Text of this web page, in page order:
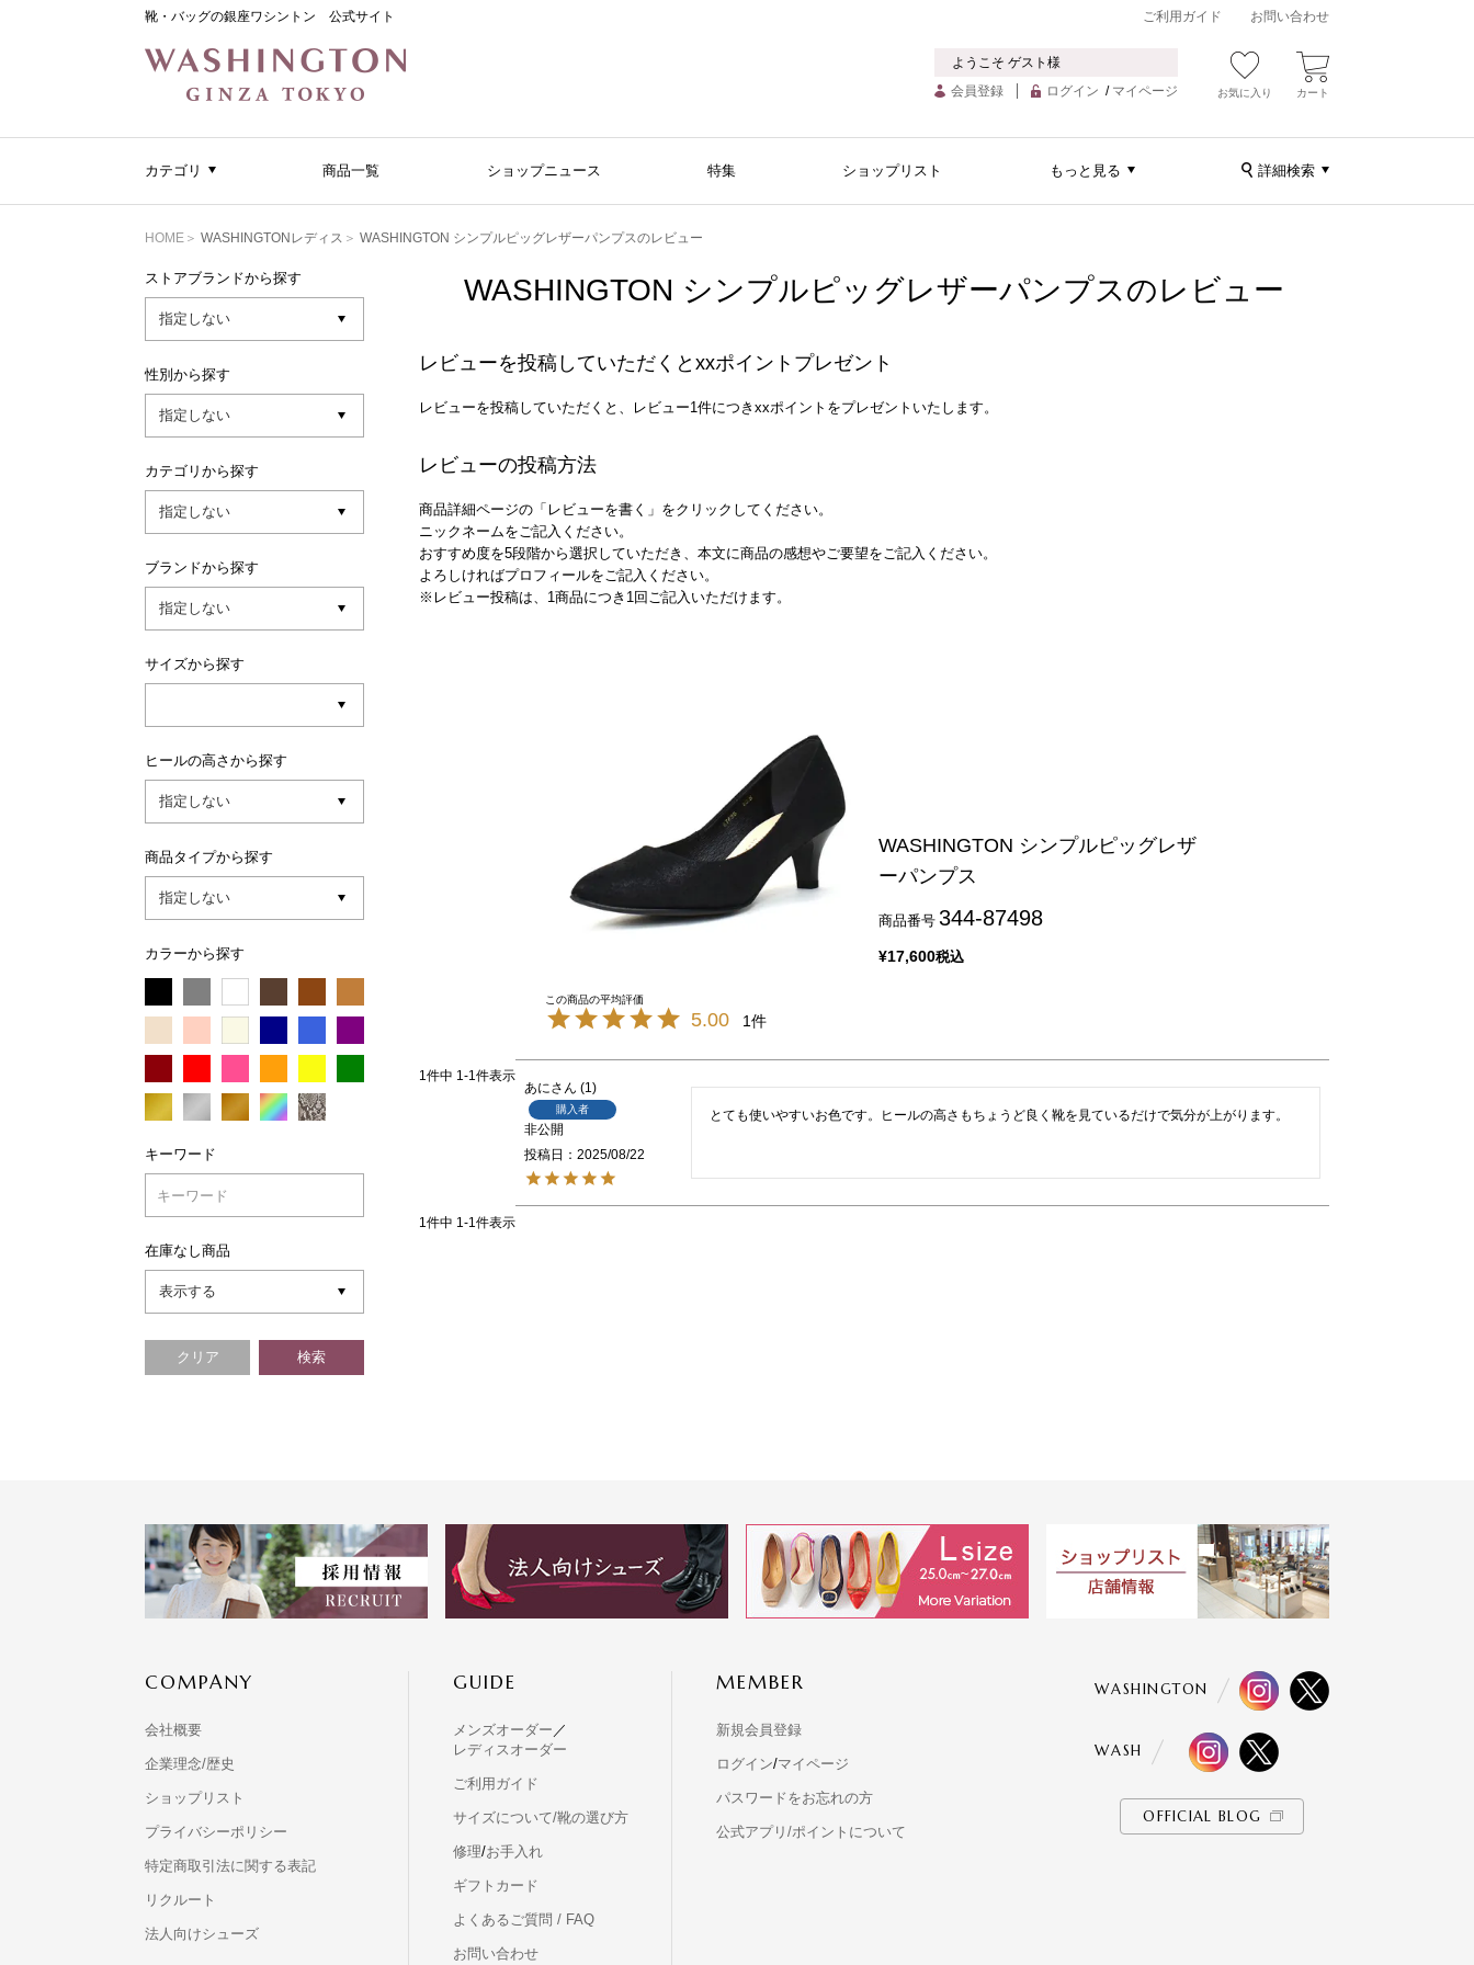
靴・バッグの銀座ワシントン 公式サイト ご利用ガイド お問い合わせ
ようこそ ゲスト様
会員登録
ログイン / マイページ お気に入り カート
カテゴリ 商品一覧 ショップニュース 特集 ショップリスト もっと見る 詳細検索
HOME WASHINGTONレディス WASHINGTON シンプルピッグレザーパンプスのレビュー
ストアブランドから探す
性別から探す
カテゴリから探す
ブランドから探す
サイズから探す
ヒールの高さから探す
商品タイプから探す
カラーから探す
キーワード
在庫なし商品
WASHINGTON シンプルピッグレザーパンプスのレビュー
レビューを投稿していただくとxxポイントプレゼント
レビューを投稿していただくと、レビュー1件につきxxポイントをプレゼントいたします。
レビューの投稿方法
商品詳細ページの「レビューを書く」をクリックしてください。
ニックネームをご記入ください。
おすすめ度を5段階から選択していただき、本文に商品の感想やご要望をご記入ください。
よろしければプロフィールをご記入ください。
※レビュー投稿は、1商品につき1回ご記入いただけます。
WASHINGTON シンプルピッグレザ
ーパンプス
商品番号 344-87498
¥17,600税込
5.00 1
1件中 1-1件表示
あに 1
購入者
非公開
投稿日
2025/08/22
とても使いやすいお色です。ヒールの高さもちょうど良く靴を見ているだけで気分が上がります。
1件中 1-1件表示
COMPANY
会社概要
企業理念/歴史
ショップリスト
プライバシーポリシー
特定商取引法に関する表記
リクルート
法人向けシューズ
GUIDE
メンズオーダー ／
レディスオーダー
ご利用ガイド
サイズについて/靴の選び方
修理/お手入れ
ギフトカード
よくあるご質問 / FAQ
お問い合わせ
MEMBER
新規会員登録
ログイン/マイページ
パスワードをお忘れの方
公式アプリ/ポイントについて
WASHINGTON
WASH
OFFICIAL BLOG